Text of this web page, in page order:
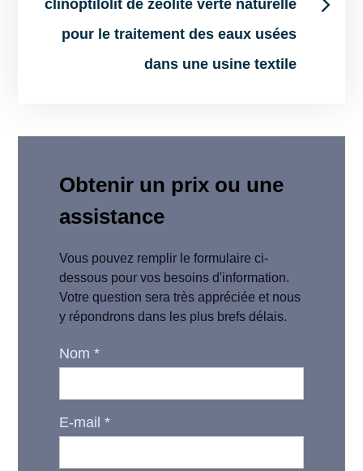
clinoptilolit de zéolite verte naturelle
pour le traitement des eaux usées
dans une usine textile
Obtenir un prix ou une
assistance
Vous pouvez remplir le formulaire ci-
dessous pour vos besoins d'information.
Votre question sera très appréciée et nous
y répondrons dans les plus brefs délais.
Nom*
E-mail*